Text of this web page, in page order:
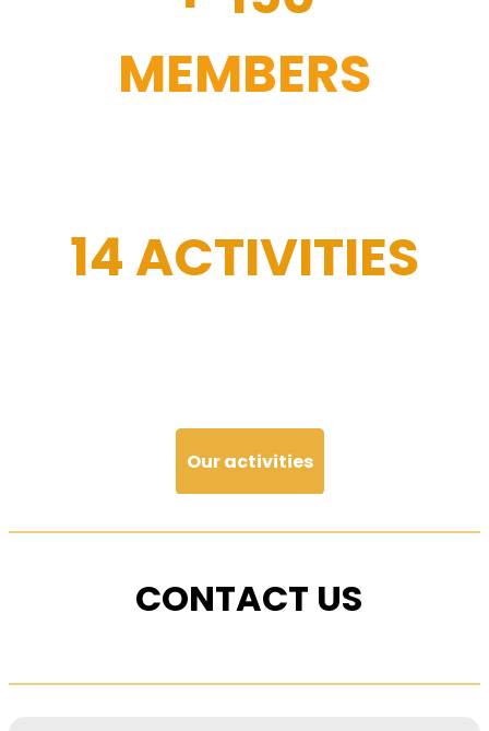
MEMBERS
14 ACTIVITIES
Our activities
CONTACT US